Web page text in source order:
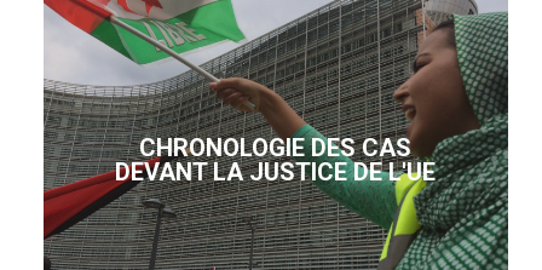
CHRONOLOGIE DES CAS
DEVANT LA JUSTICE DE L'UE